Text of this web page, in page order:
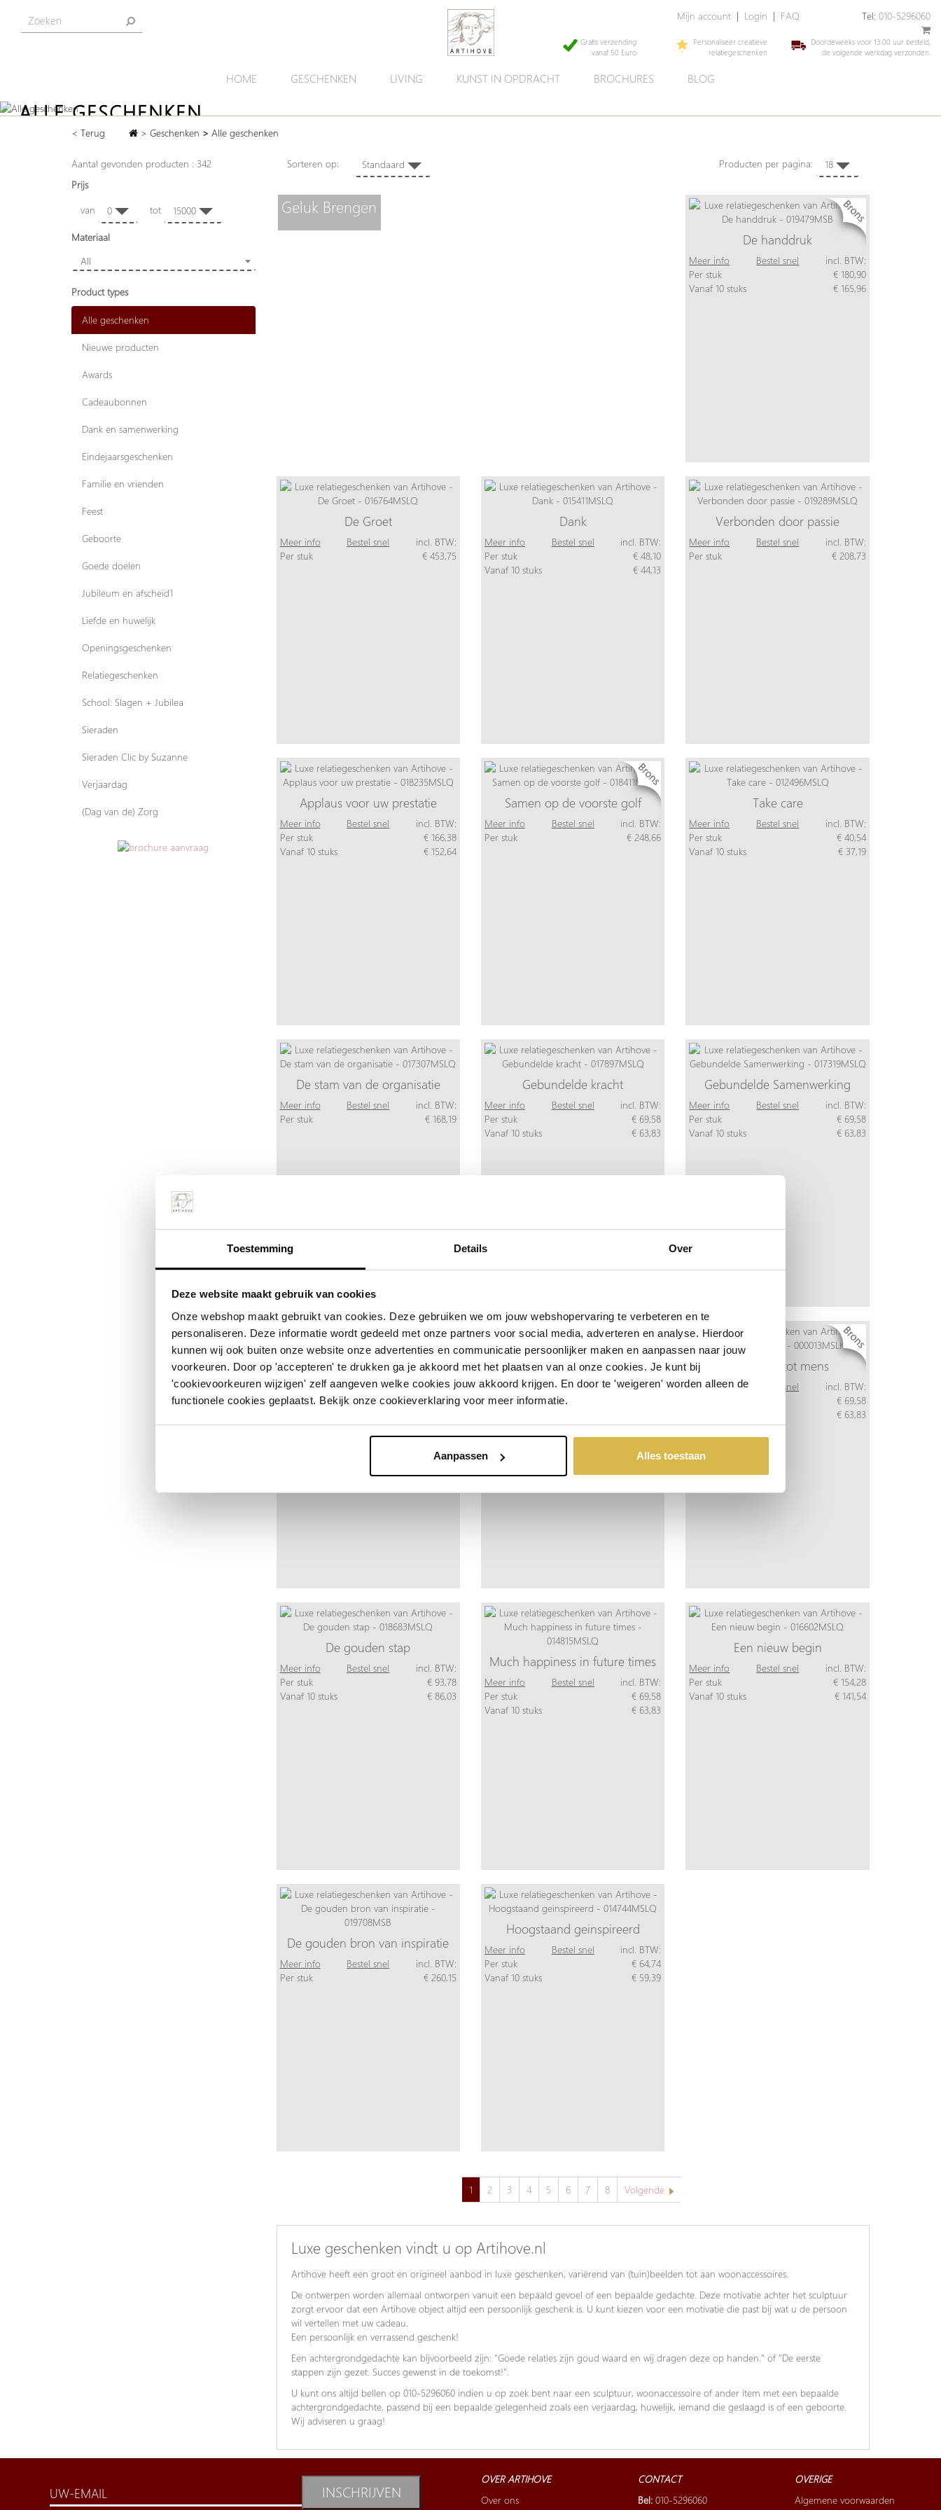
Toestemming Details Over
Deze website maakt gebruik van cookies
Onze webshop maakt gebruikt van cookies. Deze gebruiken we om jouw webshopervaring te verbeteren en te
personaliseren. Deze informatie wordt gedeeld met onze partners voor social media, adverteren en analyse. Hierdoor
kunnen wij ook buiten onze website onze advertenties en communicatie persoonlijker maken en aanpassen naar jouw
voorkeuren. Door op 'accepteren' te drukken ga je akkoord met het plaatsen van al onze cookies. Je kunt bij
'cookievoorkeuren wijzigen' zelf aangeven welke cookies jouw akkoord krijgen. En door te 'weigeren' worden alleen de
functionele cookies geplaatst. Bekijk onze cookieverklaring voor meer informatie.
Aanpassen Alles toestaan
Mijn account Login FAQ Tel: 010-5296060
Gratis verzending
vanaf 50 Euro
Personaliseer creatieve
relatiegeschenken
Doordeweeks voor 13.00 uur besteld,
de volgende werkdag verzonden.
HOME GESCHENKEN LIVING KUNST IN OPDRACHT BROCHURES BLOG
ALLE GESCHENKEN
Bij Artihove vindt u de mooiste blijvende geschenken,
tot cadeaukistjes en kleine beeldjes.
< Terug > Geschenken > Alle geschenken
Aantal gevonden producten : 342
Prijs
van 0 tot 15000
Materiaal
All
Product types
Alle geschenken
Nieuwe producten
Awards
Cadeaubonnen
Dank en samenwerking
Eindejaarsgeschenken
Familie en vrienden
Feest
Geboorte
Goede doelen
Jubileum en afscheid1
Liefde en huwelijk
Openingsgeschenken
Relatiegeschenken
School: Slagen + Jubilea
Sieraden
Sieraden Clic by Suzanne
Verjaardag
(Dag van de) Zorg
Sorteren op: Standaard Producten per pagina: 18
Geluk Brengen
De handdruk
Meer info Bestel snel
incl. BTW:
Per stuk
€ 180,90
Vanaf 10 stuks
€ 165,96
De Groet
Meer info Bestel snel
incl. BTW:
Per stuk
€ 453,75
Dank
Meer info Bestel snel
incl. BTW:
Per stuk
€ 48,10
Vanaf 10 stuks
€ 44,13
Verbonden door passie
Meer info Bestel snel
incl. BTW:
Per stuk
€ 208,73
Applaus voor uw prestatie
Meer info Bestel snel
incl. BTW:
Per stuk
€ 166,38
Vanaf 10 stuks
€ 152,64
Samen op de voorste golf
Meer info Bestel snel
incl. BTW:
Per stuk
€ 248,66
Take care
Meer info Bestel snel
incl. BTW:
Per stuk
€ 40,54
Vanaf 10 stuks
€ 37,19
De stam van de organisatie
Meer info Bestel snel
incl. BTW:
Per stuk
€ 168,19
Gebundelde kracht
Meer info Bestel snel
incl. BTW:
Per stuk
€ 69,58
Vanaf 10 stuks
€ 63,83
Gebundelde Samenwerking
Meer info Bestel snel
incl. BTW:
Per stuk
€ 69,58
Vanaf 10 stuks
€ 63,83
Hart voor elkaar
Meer info Bestel snel
incl. BTW:
Per stuk
€ 27,23
Chapeau met het behaalde
succes
Per stuk
€ 130,08
Van mens tot mens
Meer info Bestel snel
incl. BTW:
€ 69,58
€ 63,83
De gouden stap
Meer info Bestel snel
incl. BTW:
Per stuk
€ 93,78
Vanaf 10 stuks
€ 86,03
Much happiness in future times
Meer info Bestel snel
incl. BTW:
Per stuk
€ 69,58
Vanaf 10 stuks
€ 63,83
Een nieuw begin
Meer info Bestel snel
incl. BTW:
Per stuk
€ 154,28
Vanaf 10 stuks
€ 141,54
De gouden bron van inspiratie
Meer info Bestel snel
incl. BTW:
Per stuk
€ 260,15
Hoogstaand geinspireerd
Meer info Bestel snel
incl. BTW:
Per stuk
€ 64,74
Vanaf 10 stuks
€ 59,39
1 2 3 4 5 6 7 8 Volgende
Luxe geschenken vindt u op Artihove.nl
Artihove heeft een groot en origineel aanbod in luxe geschenken, variërend van (tuin)beelden tot aan woonaccessoires.
De ontwerpen worden allemaal ontworpen vanuit een bepaald gevoel of een bepaalde gedachte. Deze motivatie achter het sculptuur
zorgt ervoor dat een Artihove object altijd een persoonlijk geschenk is. U kunt kiezen voor een motivatie die past bij wat u de persoon
wil vertellen met uw cadeau.
Een persoonlijk en verrassend geschenk!
Een achtergrondgedachte kan bijvoorbeeld zijn: "Goede relaties zijn goud waard en wij dragen deze op handen." of "De eerste
stappen zijn gezet. Succes gewenst in de toekomst!".
U kunt ons altijd bellen op 010-5296060 indien u op zoek bent naar een sculptuur, woonaccessoire of ander item met een bepaalde
achtergrondgedachte, passend bij een bepaalde gelegenheid zoals een verjaardag, huwelijk, iemand die geslaagd is of een geboorte.
Wij adviseren u graag!
INSCHRIJVEN
OVER ARTIHOVE
Over ons
CONTACT
Bel: 010-5296060
OVERIGE
Algemene voorwaarden